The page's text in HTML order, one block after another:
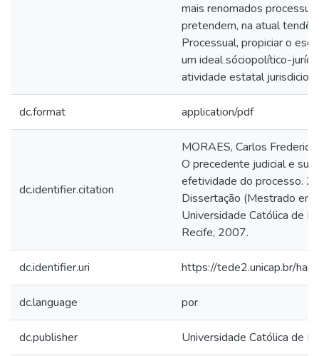
mais renomados
pretendem, na atual
Processual, propiciar o
um ideal sóciopolítico-
atividade estatal
dc.format application/pdf
dc.identifier.citation
MORAES, Carlos
O precedente judicial e sua
efetividade do processo.
Dissertação (Mestrado em
Universidade Católica de
Recife, 2007.
dc.identifier.uri https://tede2.unicap.br/
dc.language por
dc.publisher Universidade Católica de